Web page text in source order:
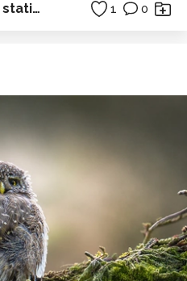
Oude dame vertrekt van station 1 0